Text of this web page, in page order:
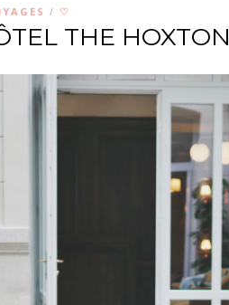
/ ♡
THE HOXTON